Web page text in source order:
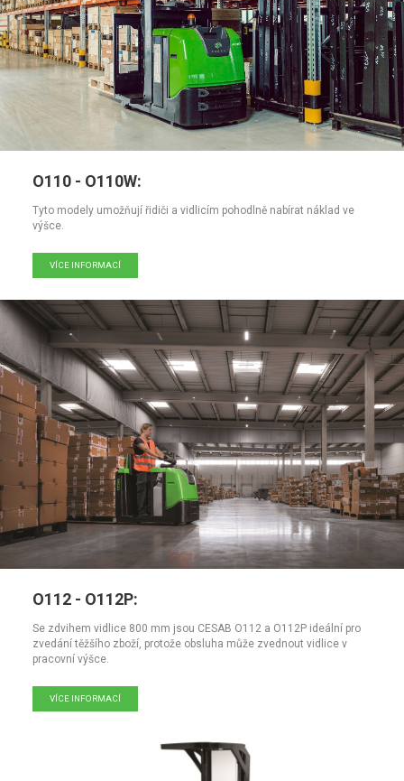
O110 - O110W:
Tyto modely umožňují řidiči a vidlicím pohodlně nabírat náklad ve
výšce.
VÍCE INFORMACÍ
O112 - O112P:
Se zdvihem vidlice 800 mm jsou CESAB O112 a O112P ideální pro
zvedání těžšího zboží, protože obsluha může zvednout vidlice v
pracovní výšce.
VÍCE INFORMACÍ